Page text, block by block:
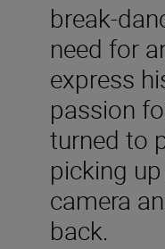
break-
need for
express
passion
turned to
picking
camera
back.